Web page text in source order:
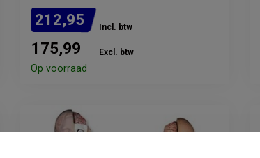
212,95 Incl. btw
175,99 Excl. btw
Op voorraad